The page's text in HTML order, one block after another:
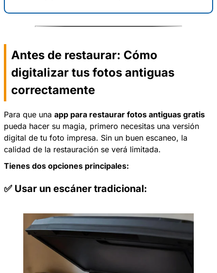
Antes de restaurar: Cómo
digitalizar tus fotos antiguas
correctamente
Para que una app para restaurar fotos antiguas gratis
pueda hacer su magia, primero necesitas una versión
digital de tu foto impresa. Sin un buen escaneo, la
calidad de la restauración se verá limitada.
Tienes dos opciones principales:
✅ Usar un escáner tradicional: